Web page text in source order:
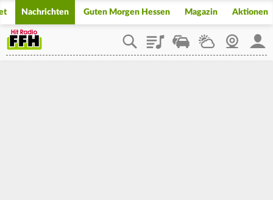
Nachrichten Guten Morgen Hessen Magazin Aktionen
PlaylistStaupilotWetterWebcam